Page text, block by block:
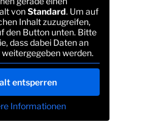
vonStandard. Um auf
Inhalt zuzugreifen,
den Button unten. Bitte
dass dabei Daten an
werden.
entsperren
Informationen